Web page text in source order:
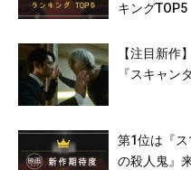
キングTOP5
【注目新作
『スキャン
第1位は『
の殺人鬼』